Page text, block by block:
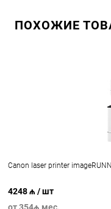
ПОХОЖИЕ
Canon laser printer
4248 ₼ / шт
от 354₼ мес.